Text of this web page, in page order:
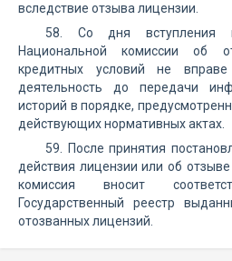
вследствие отзыва лицензии.
58. Со дня вступления
Национальной комиссии об
кредитных условий не
деятельность до передачи
историй в порядке,
действующих нормативных актах.
59. После принятия
действия лицензии или об
комиссия вносит
Государственный реестр
отозванных лицензий.